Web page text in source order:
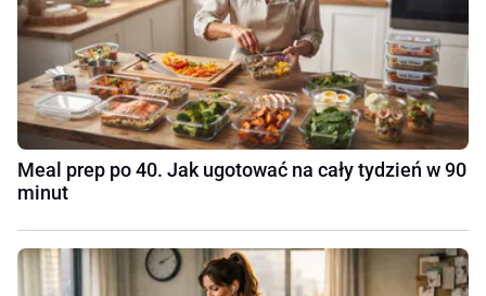
Meal prep po 40. Jak ugotować na cały tydzień w 90
minut